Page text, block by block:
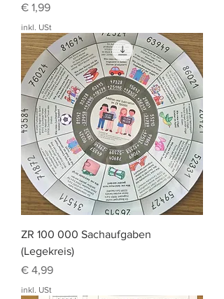
Preis
€ 1,99
inkl. USt
ZR 100 000 Sachaufgaben
(Legekreis)
Preis
€ 4,99
inkl. USt